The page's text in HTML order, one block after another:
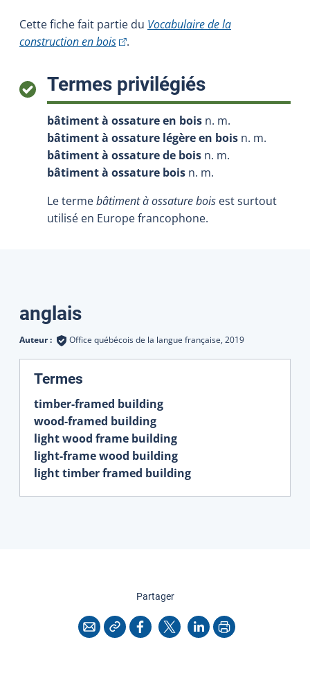
Cette fiche fait partie du Vocabulaire de la
construction en bois(Cet hyperlien externe s'ouvrira dans
.
Termes privilégiés:
bâtiment à ossature en bois n. m.
bâtiment à ossature légère en bois n. m.
bâtiment à ossature de bois n. m.
bâtiment à ossature bois n. m.
Le termebâtiment à ossature bois est surtout
utilisé en Europe francophone.
Traductions
anglais
Auteur : Office québécois de la langue française, 2019
Termes
timber-framed building
wood-framed building
light wood frame building
light-frame wood building
light timber framed building
Partagercette page
CourrielCopier l'adresse
Facebook
X LinkedInImprimer